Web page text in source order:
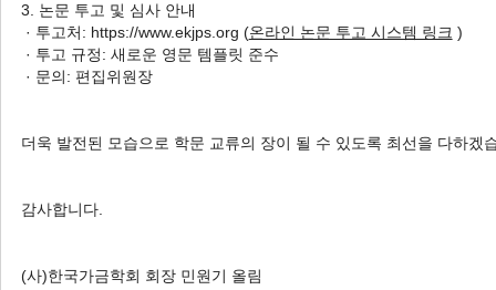
Index during Summer
Hye Ran Kim1 ,Seol Hwa Park
Seongshin Lee1
Received:Mar 21, 2024
Published Online: Jun 30, 2024
3. 논문 투고 및 심사 안내
· 투고처: https://www.ekjps.org (온라인 논문 투고 시스템 링크 )
· 투고 규정: 새로운 영문 템플릿 준수
· 문의: 편집위원장
더욱 발전된 모습으로 학문 교류의 장이 될 수 있도록 최선을 다하겠
감사합니다.
(사)한국가금학회 회장 민원기 올림